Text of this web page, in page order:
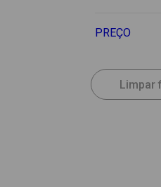
PREÇO
Limpar